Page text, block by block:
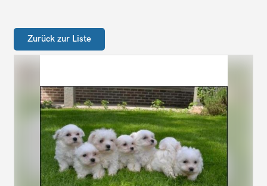
Zurück zur Liste